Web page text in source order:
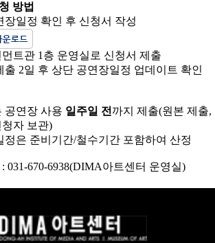
방법
장일정 확인 후 신청서 작성
트관 1층 운영실로 신청서 제출
출 2일 후 상단 공연장일정 업데이트 확인
공연장 사용 일주일 전 까지 제출(원본 제출,
자 보관)
정은 준비기간/철수기간 포함하여 산정
031-670-6938(DIMA아트센터 운영실)